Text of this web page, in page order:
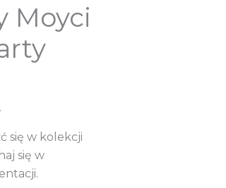
Moyci
.
się w kolekcji
się w